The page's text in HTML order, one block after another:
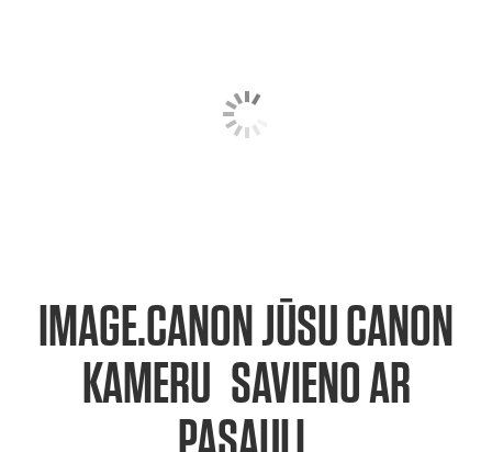
IMAGE.CANON JŪSU CANON
KAMERU SAVIENO AR